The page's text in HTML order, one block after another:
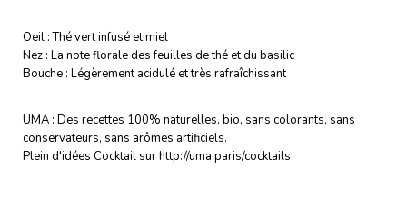
Oeil : Thé vert infusé et miel
Nez : La note florale des feuilles de thé et du basilic
Bouche : Légèrement acidulé et très rafraîchissant
UMA : Des recettes 100% naturelles, bio, sans colorants, sans
conservateurs, sans arômes artificiels.
Plein d'idées Cocktail sur http://uma.paris/cocktails